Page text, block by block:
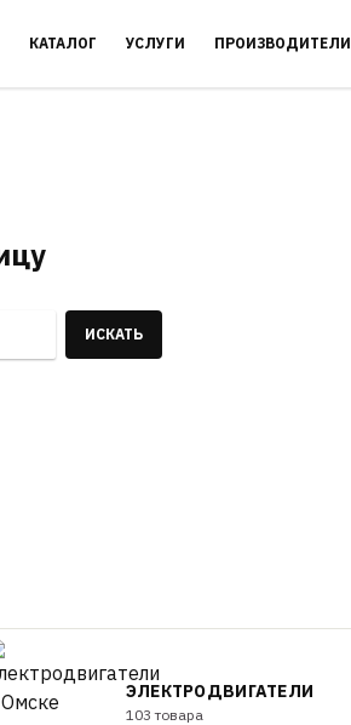
КАТАЛОГ УСЛУГИ ПРОИЗВОДИТЕЛИ
ИСКАТЬ
ЭЛЕКТРОДВИГАТЕЛИ
103 товара